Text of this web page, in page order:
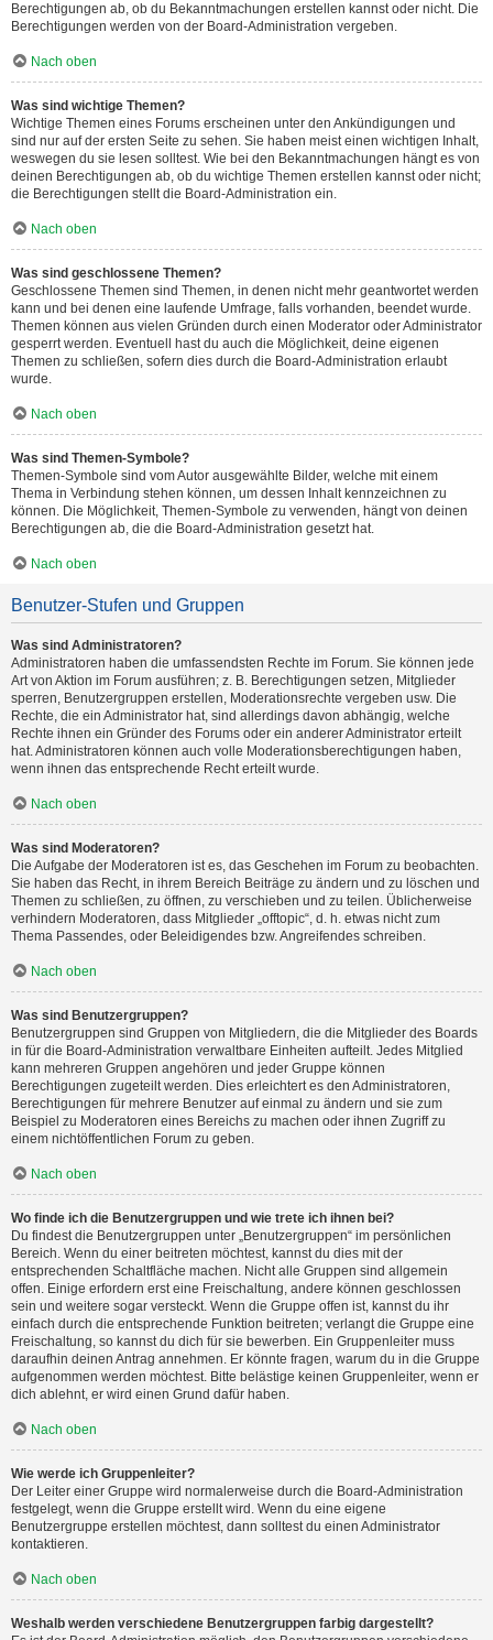
Berechtigungen ab, ob du Bekanntmachungen erstellen kannst oder nicht. Die
Berechtigungen werden von der Board-Administration vergeben.
Nach oben
Was sind wichtige Themen?
Wichtige Themen eines Forums erscheinen unter den Ankündigungen und
sind nur auf der ersten Seite zu sehen. Sie haben meist einen wichtigen Inhalt,
weswegen du sie lesen solltest. Wie bei den Bekanntmachungen hängt es von
deinen Berechtigungen ab, ob du wichtige Themen erstellen kannst oder nicht;
die Berechtigungen stellt die Board-Administration ein.
Nach oben
Was sind geschlossene Themen?
Geschlossene Themen sind Themen, in denen nicht mehr geantwortet werden
kann und bei denen eine laufende Umfrage, falls vorhanden, beendet wurde.
Themen können aus vielen Gründen durch einen Moderator oder Administrator
gesperrt werden. Eventuell hast du auch die Möglichkeit, deine eigenen
Themen zu schließen, sofern dies durch die Board-Administration erlaubt
wurde.
Nach oben
Was sind Themen-Symbole?
Themen-Symbole sind vom Autor ausgewählte Bilder, welche mit einem
Thema in Verbindung stehen können, um dessen Inhalt kennzeichnen zu
können. Die Möglichkeit, Themen-Symbole zu verwenden, hängt von deinen
Berechtigungen ab, die die Board-Administration gesetzt hat.
Nach oben
Benutzer-Stufen und Gruppen
Was sind Administratoren?
Administratoren haben die umfassendsten Rechte im Forum. Sie können jede
Art von Aktion im Forum ausführen; z. B. Berechtigungen setzen, Mitglieder
sperren, Benutzergruppen erstellen, Moderationsrechte vergeben usw. Die
Rechte, die ein Administrator hat, sind allerdings davon abhängig, welche
Rechte ihnen ein Gründer des Forums oder ein anderer Administrator erteilt
hat. Administratoren können auch volle Moderationsberechtigungen haben,
wenn ihnen das entsprechende Recht erteilt wurde.
Nach oben
Was sind Moderatoren?
Die Aufgabe der Moderatoren ist es, das Geschehen im Forum zu beobachten.
Sie haben das Recht, in ihrem Bereich Beiträge zu ändern und zu löschen und
Themen zu schließen, zu öffnen, zu verschieben und zu teilen. Üblicherweise
verhindern Moderatoren, dass Mitglieder „offtopic“, d. h. etwas nicht zum
Thema Passendes, oder Beleidigendes bzw. Angreifendes schreiben.
Nach oben
Was sind Benutzergruppen?
Benutzergruppen sind Gruppen von Mitgliedern, die die Mitglieder des Boards
in für die Board-Administration verwaltbare Einheiten aufteilt. Jedes Mitglied
kann mehreren Gruppen angehören und jeder Gruppe können
Berechtigungen zugeteilt werden. Dies erleichtert es den Administratoren,
Berechtigungen für mehrere Benutzer auf einmal zu ändern und sie zum
Beispiel zu Moderatoren eines Bereichs zu machen oder ihnen Zugriff zu
einem nichtöffentlichen Forum zu geben.
Nach oben
Wo finde ich die Benutzergruppen und wie trete ich ihnen bei?
Du findest die Benutzergruppen unter „Benutzergruppen“ im persönlichen
Bereich. Wenn du einer beitreten möchtest, kannst du dies mit der
entsprechenden Schaltfläche machen. Nicht alle Gruppen sind allgemein
offen. Einige erfordern erst eine Freischaltung, andere können geschlossen
sein und weitere sogar versteckt. Wenn die Gruppe offen ist, kannst du ihr
einfach durch die entsprechende Funktion beitreten; verlangt die Gruppe eine
Freischaltung, so kannst du dich für sie bewerben. Ein Gruppenleiter muss
daraufhin deinen Antrag annehmen. Er könnte fragen, warum du in die Gruppe
aufgenommen werden möchtest. Bitte belästige keinen Gruppenleiter, wenn er
dich ablehnt, er wird einen Grund dafür haben.
Nach oben
Wie werde ich Gruppenleiter?
Der Leiter einer Gruppe wird normalerweise durch die Board-Administration
festgelegt, wenn die Gruppe erstellt wird. Wenn du eine eigene
Benutzergruppe erstellen möchtest, dann solltest du einen Administrator
kontaktieren.
Nach oben
Weshalb werden verschiedene Benutzergruppen farbig dargestellt?